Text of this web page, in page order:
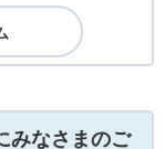
みなさまのご